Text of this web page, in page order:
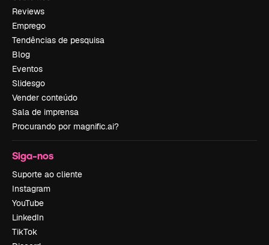
Reviews
Emprego
Tendências de pesquisa
Blog
Eventos
Slidesgo
Vender conteúdo
Sala de imprensa
Procurando por magnific.ai?
Siga-nos
Suporte ao cliente
Instagram
YouTube
LinkedIn
TikTok